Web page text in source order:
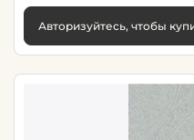
Авторизуйтесь, чтобы